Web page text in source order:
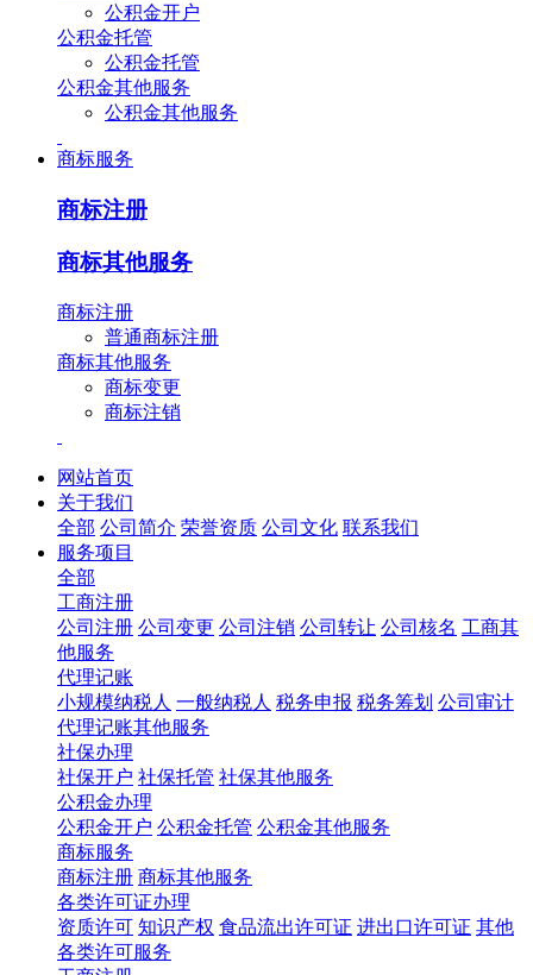
公积金开户
公积金托管
公积金托管
公积金其他服务
公积金其他服务
商标服务
商标注册
商标其他服务
商标注册
普通商标注册
商标其他服务
商标变更
商标注销
网站首页
关于我们
全部 公司简介 荣誉资质 公司文化 联系我们
服务项目
全部
工商注册
公司注册 公司变更 公司注销 公司转让 公司核名 工商其
他服务
代理记账
小规模纳税人 一般纳税人 税务申报 税务筹划 公司审计
代理记账其他服务
社保办理
社保开户 社保托管 社保其他服务
公积金办理
公积金开户 公积金托管 公积金其他服务
商标服务
商标注册 商标其他服务
各类许可证办理
资质许可 知识产权 食品流出许可证 进出口许可证 其他
各类许可服务